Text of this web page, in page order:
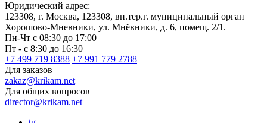
Юридический адрес:
123308, г. Москва, 123308, вн.тер.г. муниципальный орган
Хорошово-Мневники, ул. Мнёвники, д. 6, помещ. 2/1.
Пн-Чт с 08:30 до 17:00
Пт - с 8:30 до 16:30
+7 499 719 8388 +7 991 779 2788
Для заказов
zakaz@krikam.net
Для общих вопросов
director@krikam.net